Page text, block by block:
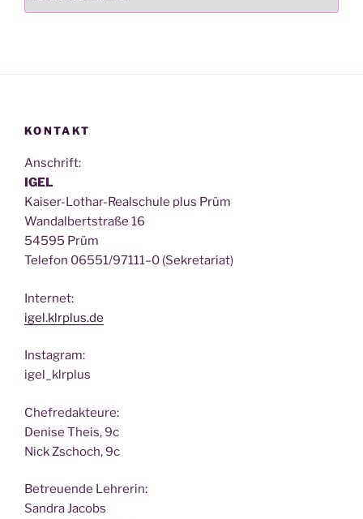
KONTAKT
Anschrift:
IGEL
Kai­ser-Lothar-Real­schu­le plus Prüm
Wan­dal­bert­stra­ße 16
54595 Prüm
Tele­fon 06551/97111–0 (Sekre­ta­ri­at)
Inter­net:
igel.klrplus.de
Insta­gram:
igel_klrplus
Chef­re­dak­teu­re:
Deni­se Theis, 9c
Nick Zscho­ch, 9c
Betreu­en­de Lehrerin:
San­dra Jacobs